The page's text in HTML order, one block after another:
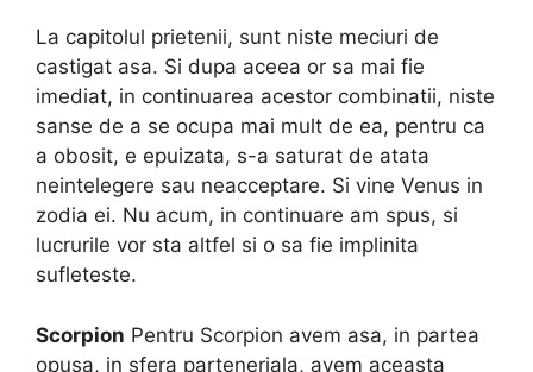
La capitolul prietenii, sunt niste meciuri de
castigat asa. Si dupa aceea or sa mai fie
imediat, in continuarea acestor combinatii, niste
sanse de a se ocupa mai mult de ea, pentru ca
a obosit, e epuizata, s-a saturat de atata
neintelegere sau neacceptare. Si vine Venus in
zodia ei. Nu acum, in continuare am spus, si
lucrurile vor sta altfel si o sa fie implinita
sufleteste.
Scorpion Pentru Scorpion avem asa, in partea
opusa, in sfera parteneriala, avem aceasta